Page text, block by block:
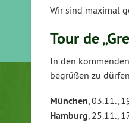
Wir sind maximal
Tour de
In den
begrüßen zu
München, 03.11.,
Hamburg, 25.11.,